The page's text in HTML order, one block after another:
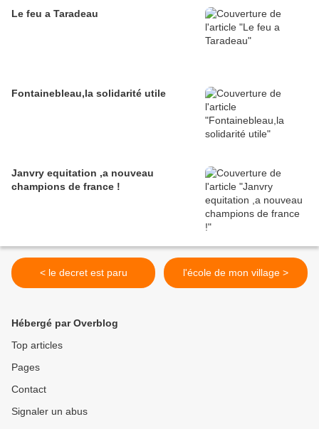
Le feu a Taradeau
Fontainebleau,la solidarité utile
Janvry equitation ,a nouveau
champions de france !
< le decret est paru l'école de mon village >
Hébergé par Overblog
Top articles
Pages
Contact
Signaler un abus